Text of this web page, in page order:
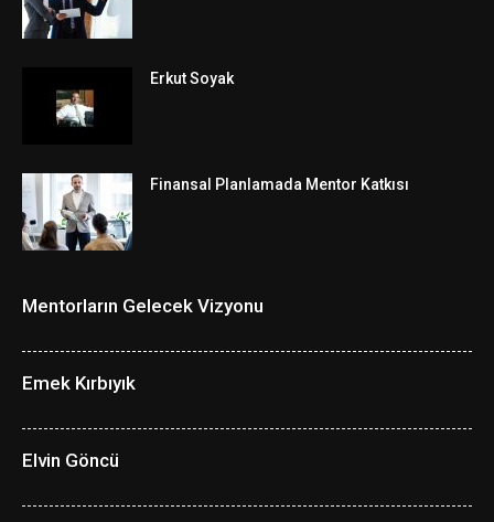
Erkut Soyak
Finansal Planlamada Mentor Katkısı
Mentorların Gelecek Vizyonu
Emek Kırbıyık
Elvin Göncü